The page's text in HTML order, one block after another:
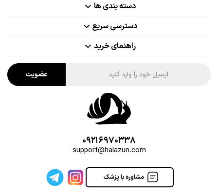
09216970338
support@halazun.com
دسته بندی ها
دسترسی سریع
راهنمای خرید
عضویت